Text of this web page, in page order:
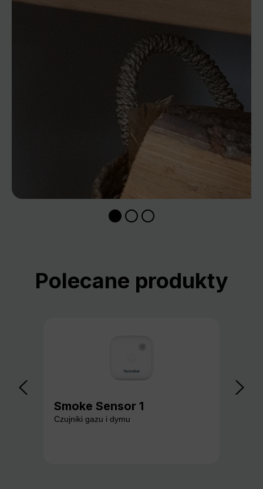
Pomiń galerię produktów
Polecane produkty
Smoke Sensor 1
Czujniki gazu i dymu